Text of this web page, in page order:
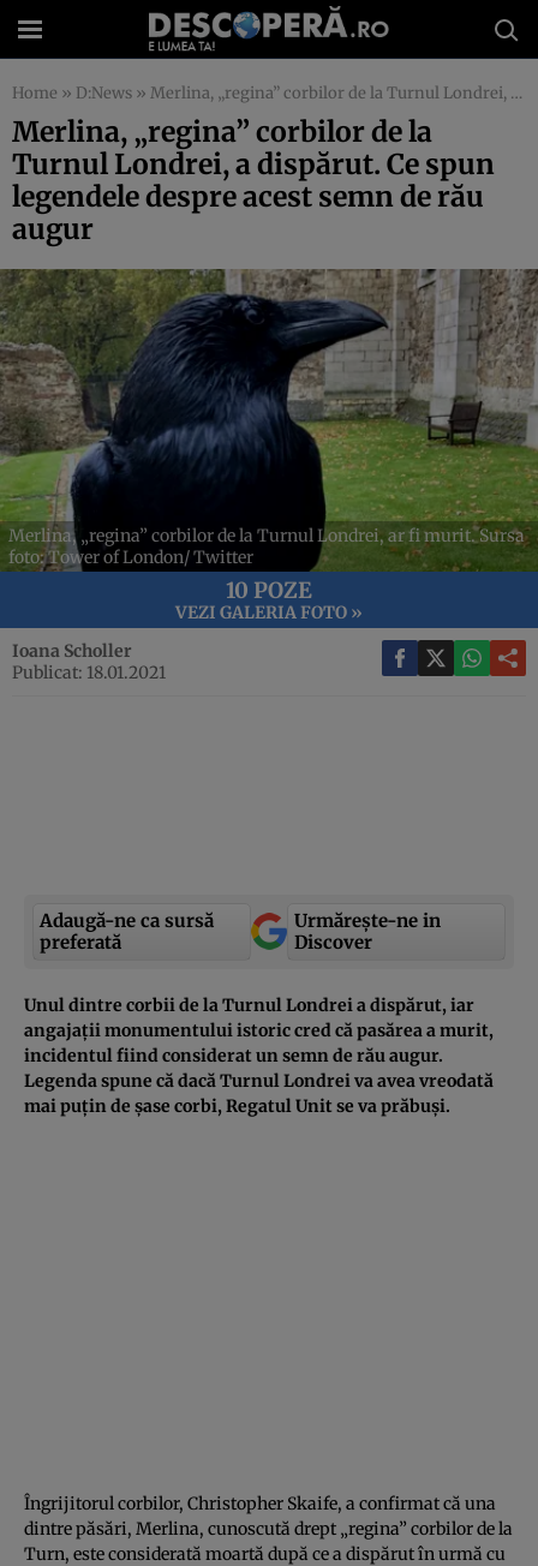
Home » D:News » Merlina, „regina” corbilor de la Turnul Londrei, a dispărut. Ce spun legendele despre acest semn de rău augur
Merlina, „regina” corbilor de la
Turnul Londrei, a dispărut. Ce spun
legendele despre acest semn de rău
augur
Merlina, „regina” corbilor de la Turnul Londrei, ar fi murit. Sursa
foto: Tower of London/ Twitter
10 POZE
VEZI GALERIA FOTO »
Ioana Scholler
Publicat: 18.01.2021
Adaugă-ne ca sursă
preferată
Urmărește-ne in
Discover
Unul dintre corbii de la Turnul Londrei a dispărut, iar
angajații monumentului istoric cred că pasărea a murit,
incidentul fiind considerat un semn de rău augur.
Legenda spune că dacă Turnul Londrei va avea vreodată
mai puțin de șase corbi, Regatul Unit se va prăbuși.
Îngrijitorul corbilor, Christopher Skaife, a confirmat că una
dintre păsări, Merlina, cunoscută drept „regina” corbilor de la
Turn, este considerată moartă după ce a dispărut în urmă cu